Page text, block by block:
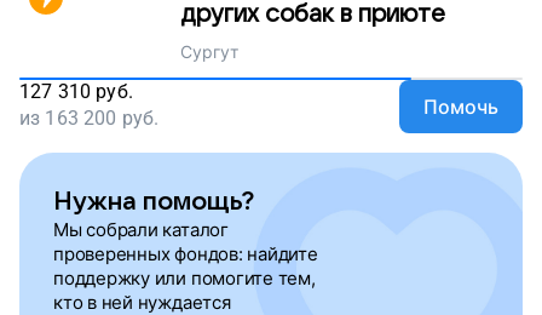
других собак в приюте
Сургут
127 310 руб.
из 163 200 руб. Помочь
Нужна помощь?
Мы собрали каталог
проверенных фондов: найдите
поддержку или помогите тем,
кто в ней нуждается